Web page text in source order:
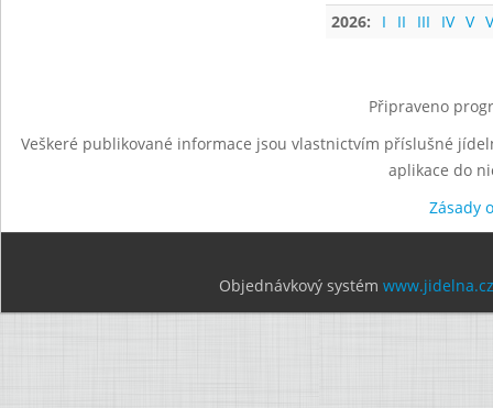
2026:
I II III IV V
Připraveno
Veškeré publikované informace jsou vlastnictvím příslušné
aplikace do
Zásady
Objednávkový systém www.jidelna.cz